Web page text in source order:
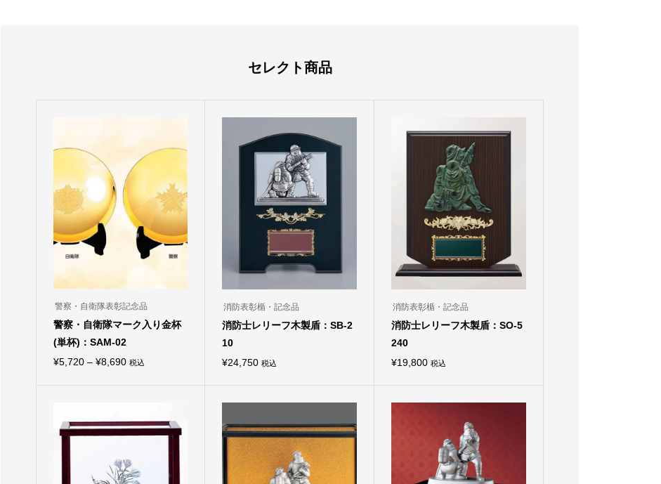
セレクト商品
警察・自衛隊表彰記念品
警察・自衛隊マーク入り金杯
(単杯)：SAM-02
¥5,720 – ¥8,690価
–
税込
の
は
複
消防表彰楯・記念品
消防士レリーフ木製盾：SB-2
10
¥24,750 税込
消防表彰楯・記念品
消防士レリーフ木製盾：SO-5
240
¥19,800 税込